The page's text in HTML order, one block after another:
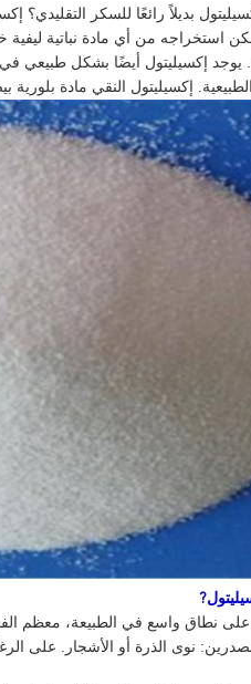
بديلاً رائعًا للسكر
استخراجه من أي مادة نباتية ليفية
إكسيليتول النقي مادة بلورية
?
على نطاق واسع في الطبيعة، معظم
نوى الذرة أو الأشجار. على